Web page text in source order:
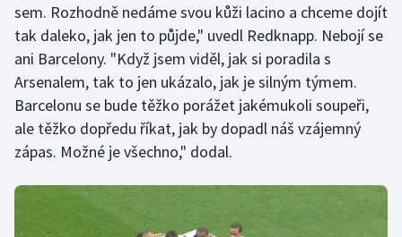
Triatlon
Veslování
Vodní slalom
Volejbal
Ostatní
sem. Rozhodně nedáme svou kůži lacino a chceme dojít
tak daleko, jak jen to půjde," uvedl Redknapp. Nebojí se
ani Barcelony. "Když jsem viděl, jak si poradila s
Arsenalem, tak to jen ukázalo, jak je silným týmem.
Barcelonu se bude těžko porážet jakémukoli soupeři,
ale těžko dopředu říkat, jak by dopadl náš vzájemný
zápas. Možné je všechno," dodal.